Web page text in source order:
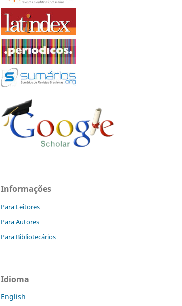
Informações
Para Leitores
Para Autores
Para Bibliotecários
Idioma
English